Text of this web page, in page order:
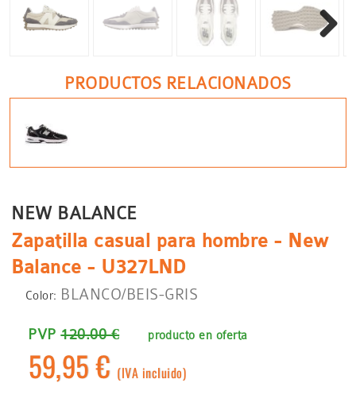
PRODUCTOS RELACIONADOS
NEW BALANCE
Zapatilla casual para hombre - New
Balance - U327LND
Color: BLANCO/BEIS-GRIS
PVP120.00 € producto en oferta
59,95 € (IVA incluido)